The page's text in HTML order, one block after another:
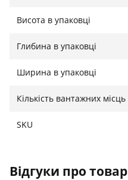
Висота в упаковці
Глибина в упаковці
Ширина в упаковці
Кількість вантажних місць
SKU
Відгуки про товар